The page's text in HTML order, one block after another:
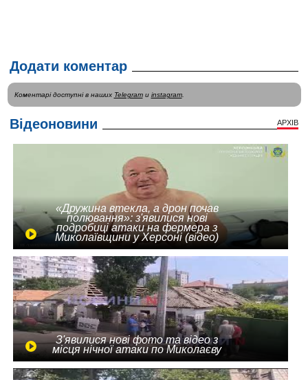
Додати коментар
Коментарі доступні в наших Telegramи instagram.
Відеоновини АРХІВ
«Дружина втекла, а дрон почав
полювання»: з'явилися нові
подробиці атаки на фермера з
Миколаївщини у Херсоні (відео)
З'явилися нові фото та відео з
місця нічної атаки по Миколаєву